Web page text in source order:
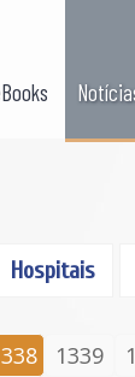
Hospitais
1339